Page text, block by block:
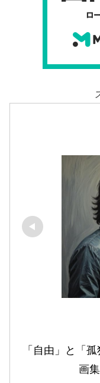
「自由」と「
画